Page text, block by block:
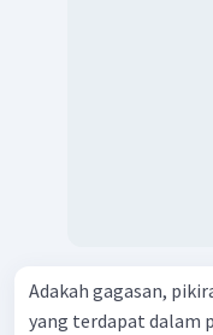
Adakah gagasan,
yang terdapat dalam